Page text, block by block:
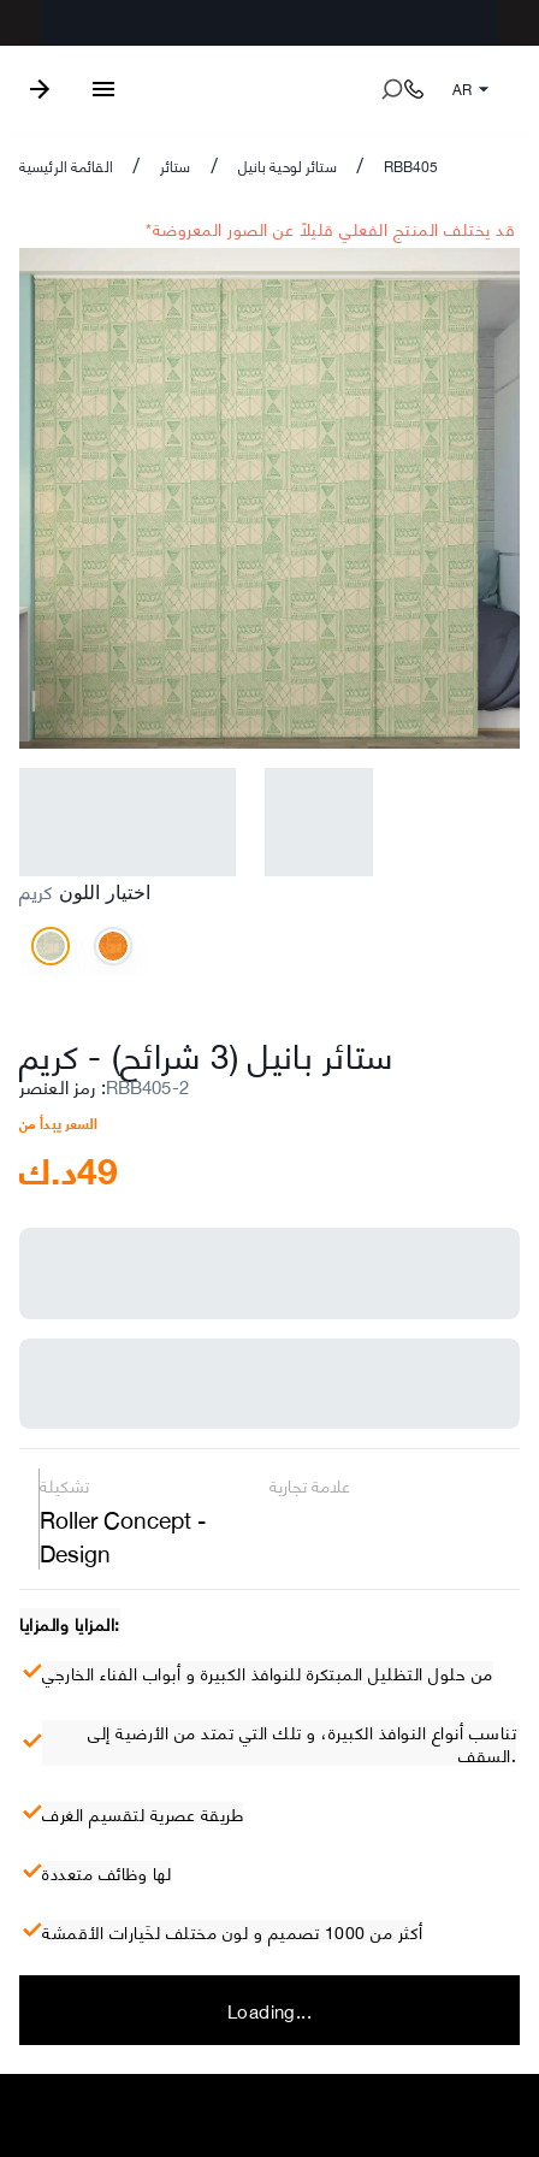
AR
القائمة الرئيسية / ستائر / ستائر لوحية بانيل / RBB405
*قد يختلف المنتج الفعلي قليلاً عن الصور المعروضة
اختيار اللون كريم
ستائر بانيل (3 شرائح) -
:RBB405-2
السعر يبدأ من
د.ك49
تشكيلة
Roller Concept -
Design
علامة تجارية
المزايا والمزايا:
من حلول التظليل المبتكرة للنوافذ الكبيرة و أبواب الفناء الخارجي
تناسب أنواع النوافذ الكبيرة، و تلك التي تمتد من الأرضية إلى
السقف.
طريقة عصرية لتقسيم الغرف
لها وظائف متعددة
أكثر من 1000 تصميم و لون مختلف لخَيارات الأقمشة
Loading...